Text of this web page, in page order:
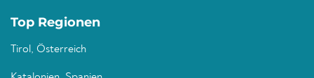
Top Regionen
Tirol, Österreich